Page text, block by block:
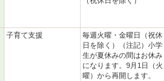
子育て支援
毎週火曜・金曜日（祝休
日を除く）（注記）小学
生が夏休みの間はお休み
になります。9月1日（火
曜）から再開します。